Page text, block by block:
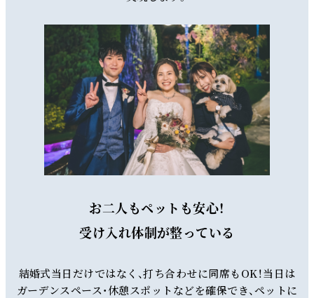
お二人もペットも安心！
受け入れ体制が整っている
結婚式当日だけではなく、打ち合わせに同席もOK！当日は
ガーデンスペース・休憩スポットなどを確保でき、ペットに